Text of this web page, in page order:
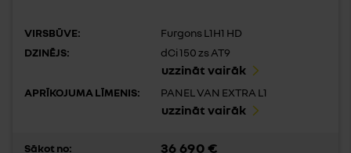
VIRSBŪVE:
Furgons L1H1 HD
DZINĒJS:
dCi 150 zs AT9
uzzināt vairāk
APRĪKOJUMA LĪMENIS: PANEL VAN EXTRA L1
uzzināt vairāk
Sākot no: 36 690 €